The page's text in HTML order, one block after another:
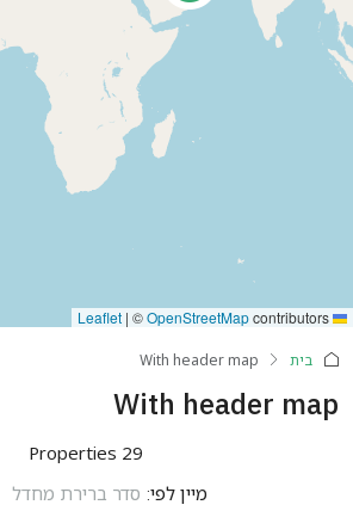
| ©OpenStreetMapcontributors
בית With header map
With header map
29 Properties
מיין לפי: סדר ברירת מחדל